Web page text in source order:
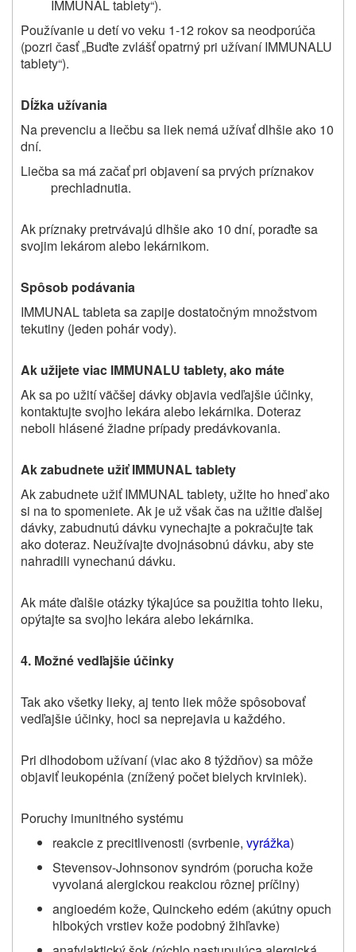
IMMUNAL tablety“).
Používanie u detí vo veku 1-12 rokov sa neodporúča
(pozri časť „Buďte zvlášť opatrný pri užívaní IMMUNALU
tablety“).
Dĺžka užívania
Na prevenciu a liečbu sa liek nemá užívať dlhšie ako 10
dní.
Liečba sa má začať pri objavení sa prvých príznakov
prechladnutia.
Ak príznaky pretrvávajú dlhšie ako 10 dní, poraďte sa
svojim lekárom alebo lekárnikom.
Spôsob podávania
IMMUNAL tableta sa zapije dostatočným množstvom
tekutiny (jeden pohár vody).
Ak užijete viac IMMUNALU tablety, ako máte
Ak sa po užití väčšej dávky objavia vedľajšie účinky,
kontaktujte svojho lekára alebo lekárnika. Doteraz
neboli hlásené žiadne prípady predávkovania.
Ak zabudnete užiť IMMUNAL tablety
Ak zabudnete užiť IMMUNAL tablety, užite ho hneď ako
si na to spomeniete. Ak je už však čas na užitie ďalšej
dávky, zabudnutú dávku vynechajte a pokračujte tak
ako doteraz. Neužívajte dvojnásobnú dávku, aby ste
nahradili vynechanú dávku.
Ak máte ďalšie otázky týkajúce sa použitia tohto lieku,
opýtajte sa svojho lekára alebo lekárnika.
4. Možné vedľajšie účinky
Tak ako všetky lieky, aj tento liek môže spôsobovať
vedľajšie účinky, hoci sa neprejavia u každého.
Pri dlhodobom užívaní (viac ako 8 týždňov) sa môže
objaviť leukopénia (znížený počet bielych krviniek).
Poruchy imunitného systému
reakcie z precitlivenosti (svrbenie, vyrážka)
Stevensov-Johnsonov syndróm (porucha kože
vyvolaná alergickou reakciou rôznej príčiny)
angioedém kože, Quinckeho edém (akútny opuch
hlbokých vrstiev kože podobný žihľavke)